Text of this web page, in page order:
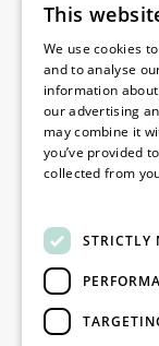
Disclaimer
Cookie
Contact
Blijf op
Blijf up-to-
This
We use cookies
and to analyse
information
our advertising
may combine it
you’ve provided
collected from
STRICTLY